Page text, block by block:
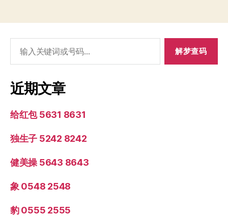
索：
近期文章
给红包 5631 8631
独生子 5242 8242
健美操 5643 8643
象 0548 2548
豹 0555 2555